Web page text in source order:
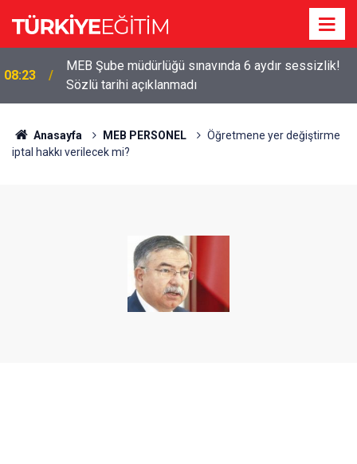
08:23
MEB Şube müdürlüğü sınavında 6 aydır sessizlik!
Sözlü tarihi açıklanmadı
Anasayfa MEB PERSONEL
Öğretmene yer değiştirme
iptal hakkı verilecek mi?